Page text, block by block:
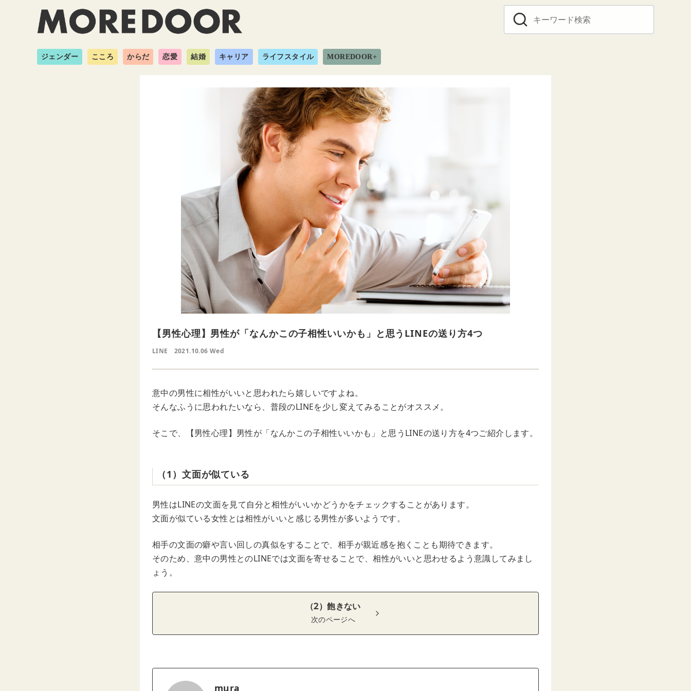
ジェンダー こころ からだ 恋愛 結婚 キャリア ライフスタイル MOREDOOR+
【男性心理】男性が「なんかこの子相性いいかも」と思うLINEの送り方4つ
LINE 2021.10.06 Wed
意中の男性に相性がいいと思われたら嬉しいですよね。
そんなふうに思われたいなら、普段のLINEを少し変えてみることがオススメ。
そこで、【男性心理】男性が「なんかこの子相性いいかも」と思うLINEの送り方を4つご紹介します。
（1）文面が似ている
男性はLINEの文面を見て自分と相性がいいかどうかをチェックすることがあります。
文面が似ている女性とは相性がいいと感じる男性が多いようです。
相手の文面の癖や言い回しの真似をすることで、相手が親近感を抱くことも期待できます。
そのため、意中の男性とのLINEでは文面を寄せることで、相性がいいと思わせるよう意識してみまし
ょう。
（2）飽きない
次のページへ
mura